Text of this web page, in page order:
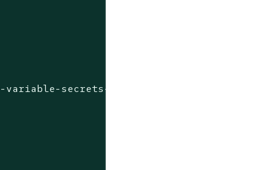
secrets-scanner:v1.0.6